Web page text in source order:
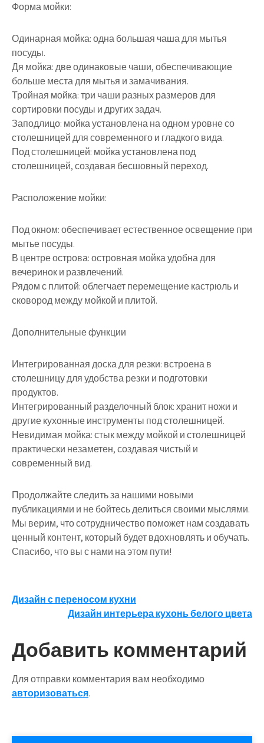
Форма мойки:
Одинарная мойка: одна большая чаша для мытья
посуды.
Дя мойка: две одинаковые чаши, обеспечивающие
больше места для мытья и замачивания.
Тройная мойка: три чаши разных размеров для
сортировки посуды и других задач.
Заподлицо: мойка установлена на одном уровне со
столешницей для современного и гладкого вида.
Под столешницей: мойка установлена под
столешницей, создавая бесшовный переход.
Расположение мойки:
Под окном: обеспечивает естественное освещение при
мытье посуды.
В центре острова: островная мойка удобна для
вечеринок и развлечений.
Рядом с плитой: облегчает перемещение кастрюль и
сковород между мойкой и плитой.
Дополнительные функции
Интегрированная доска для резки: встроена в
столешницу для удобства резки и подготовки
продуктов.
Интегрированный разделочный блок: хранит ножи и
другие кухонные инструменты под столешницей.
Невидимая мойка: стык между мойкой и столешницей
практически незаметен, создавая чистый и
современный вид.
Продолжайте следить за нашими новыми
публикациями и не бойтесь делиться своими мыслями.
Мы верим, что сотрудничество поможет нам создавать
ценный контент, который будет вдохновлять и обучать.
Спасибо, что вы с нами на этом пути!
Навигация
записям
Дизайн с переносом кухни
Дизайн интерьера кухонь белого цвета
Добавить комментарий
Для отправки комментария вам необходимо
авторизоваться.